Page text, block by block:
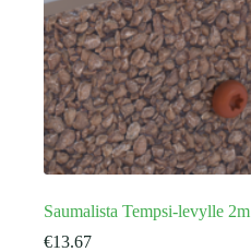
Saumalista Tempsi-levylle 2m
€13.67